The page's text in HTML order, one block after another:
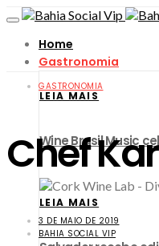
Home
Gastronomia
LEIA MAIS
Wine Brasil Music
LEIA MAIS
GASTRONOMIA
Chef
3 DE MAIO DE 2019
BAHIA SOCIAL VIP